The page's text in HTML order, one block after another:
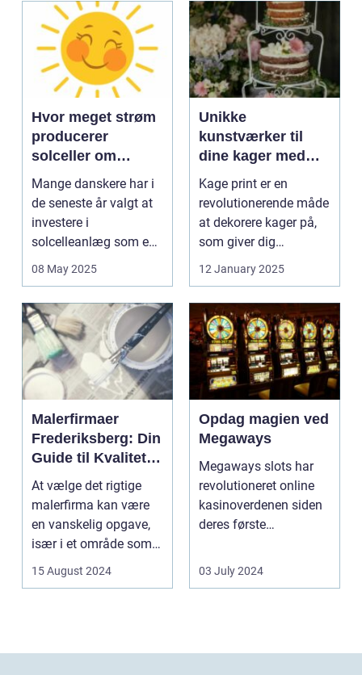
Hvor meget strøm
producerer
solceller om
vinteren?
Mange danskere har i
de seneste år valgt at
investere i
solcelleanlæg som en
bæred...
08 May 2025
Unikke
kunstværker til
dine kager med
kage print
Kage print er en
revolutionerende måde
at dekorere kager på,
som giver dig
mulighed for ...
12 January 2025
Malerfirmaer
Frederiksberg: Din
Guide til Kvalitet
og Service
At vælge det rigtige
malerfirma kan være
en vanskelig opgave,
især i et område som
Frederiksberg, hv...
15 August 2024
Opdag magien ved
Megaways
Megaways slots har
revolutioneret online
kasinoverdenen siden
deres første
spillea...
03 July 2024